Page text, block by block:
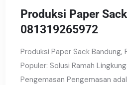
Produksi Paper
081319265972
Produksi Paper Sack Bandung,
Populer: Solusi Ramah
Pengemasan Pengemasan